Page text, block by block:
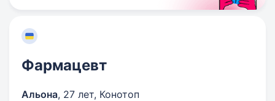
Фармацевт
Альона, 27 лет, Конотоп